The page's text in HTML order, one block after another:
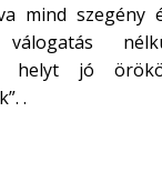
mind szegény
helyt jó
.